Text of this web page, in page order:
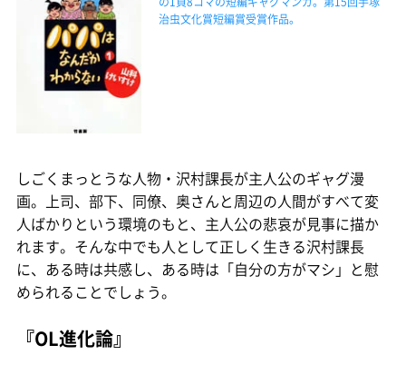
治虫文化賞短編賞受賞作品。
しごくまっとうな人物・沢村課長が主人公のギャグ漫
画。上司、部下、同僚、奥さんと周辺の人間がすべて変
人ばかりという環境のもと、主人公の悲哀が見事に描か
れます。そんな中でも人として正しく生きる沢村課長
に、ある時は共感し、ある時は「自分の方がマシ」と慰
められることでしょう。
『OL進化論』